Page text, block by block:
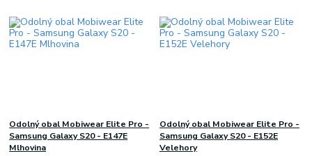
Odolný obal Mobiwear Elite Pro -
Samsung Galaxy S20 - E147E
Mlhovina
Odolný obal Mobiwear Elite Pro -
Samsung Galaxy S20 - E152E
Velehory